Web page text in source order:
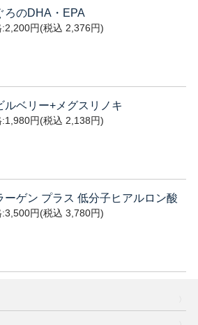
ろのDHA・EPA
:2,200円(税込 2,376円)
ルベリー+メグスリノキ
:1,980円(税込 2,138円)
ーゲン プラス 低分子ヒアルロン酸
:3,500円(税込 3,780円)